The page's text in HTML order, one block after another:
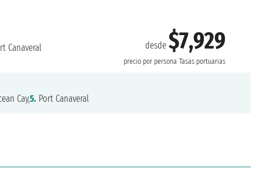
desde$7,929
precio por persona Tasas portuarias
Canaveral
Cay,5. Port Canaveral